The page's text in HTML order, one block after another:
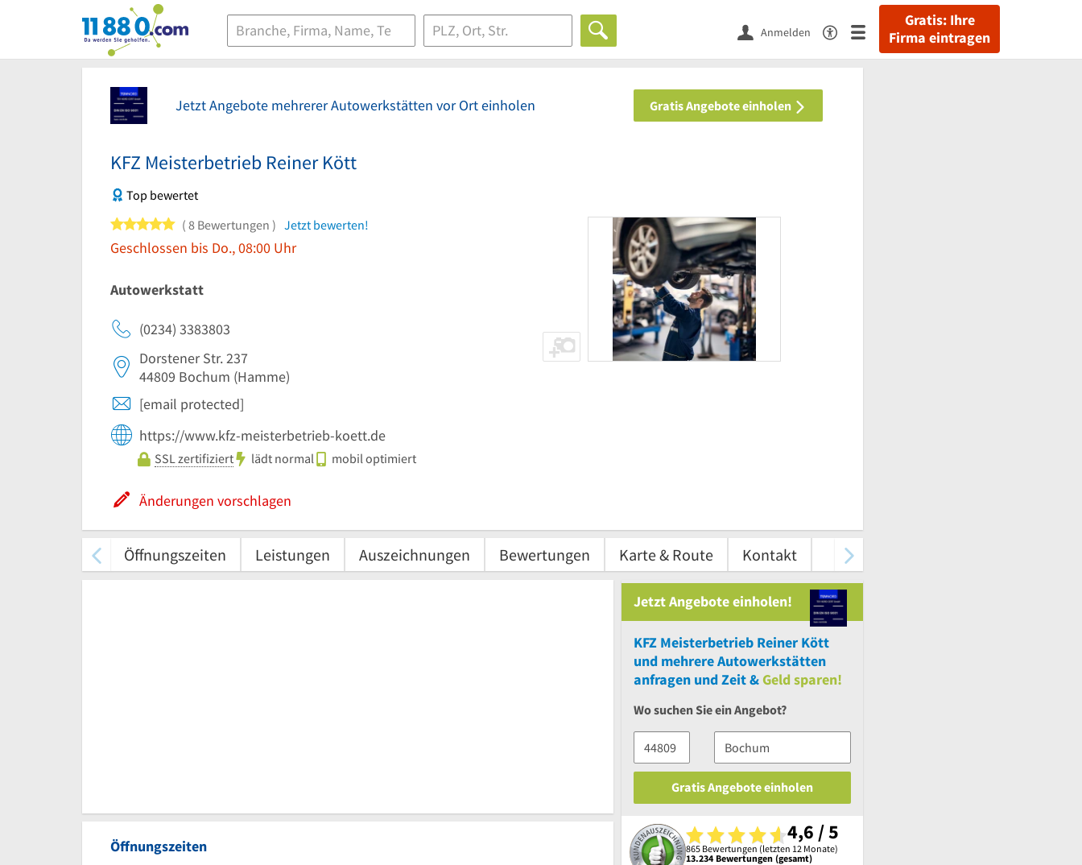
11880.com
Gratis: Ihre
Firma eintragen
Anmelden
Jetzt Angebote mehrerer Autowerkstätten vor Ort einholen Gratis Angebote einholen
KFZ Meisterbetrieb Reiner Kött
Top bewertet
5 von 5 Sternen
8 Bewertungen Jetzt bewerten!
Geschlossen bis Do., 08:00 Uhr
Autowerkstatt
(0234) 3383803
Dorstener Str. 237
44809 Bochum (Hamme)
[email protected]
https://www.kfz-meisterbetrieb-koett.de
SSL zertifiziert lädt normal mobil optimiert
Änderungen vorschlagen
Öffnungszeiten Leistungen Auszeichnungen Bewertungen Karte & Route Kontakt
Öffnungszeiten
Jetzt Angebote einholen!
KFZ Meisterbetrieb Reiner Kött
und mehrereAutowerkstätten
anfragen und Zeit &Geld sparen!
Wo suchen Sie ein Angebot?
Gratis Angebote einholen
4,6 / 5
865 Bewertungen (letzten 12 Monate)
13.234 Bewertungen (gesamt)